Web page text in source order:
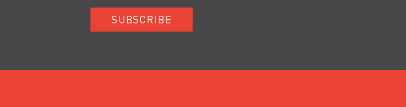
SUBSCRIBE